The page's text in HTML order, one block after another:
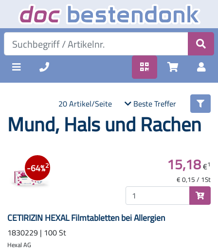
20 Artikel/Seite Beste Treffer
Mund, Hals und Rachen
-64%2
CETIRIZIN HEXAL Filmtabletten bei Allergien
1830229 | 100 St
Hexal AG
15,18€1
€ 0,15 / 1St